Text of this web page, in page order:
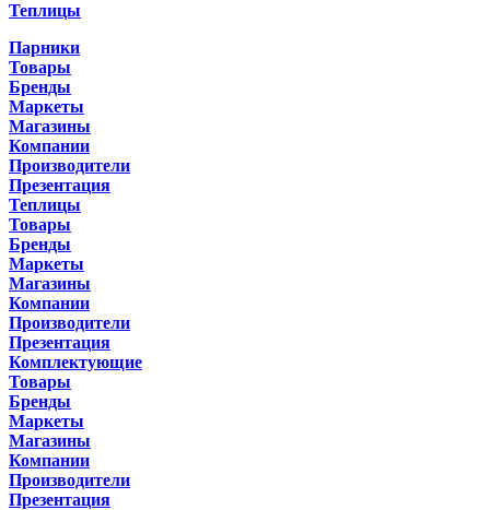
Теплицы
Парники
Товары
Бренды
Маркеты
Магазины
Компании
Производители
Презентация
Теплицы
Товары
Бренды
Маркеты
Магазины
Компании
Производители
Презентация
Комплектующие
Товары
Бренды
Маркеты
Магазины
Компании
Производители
Презентация